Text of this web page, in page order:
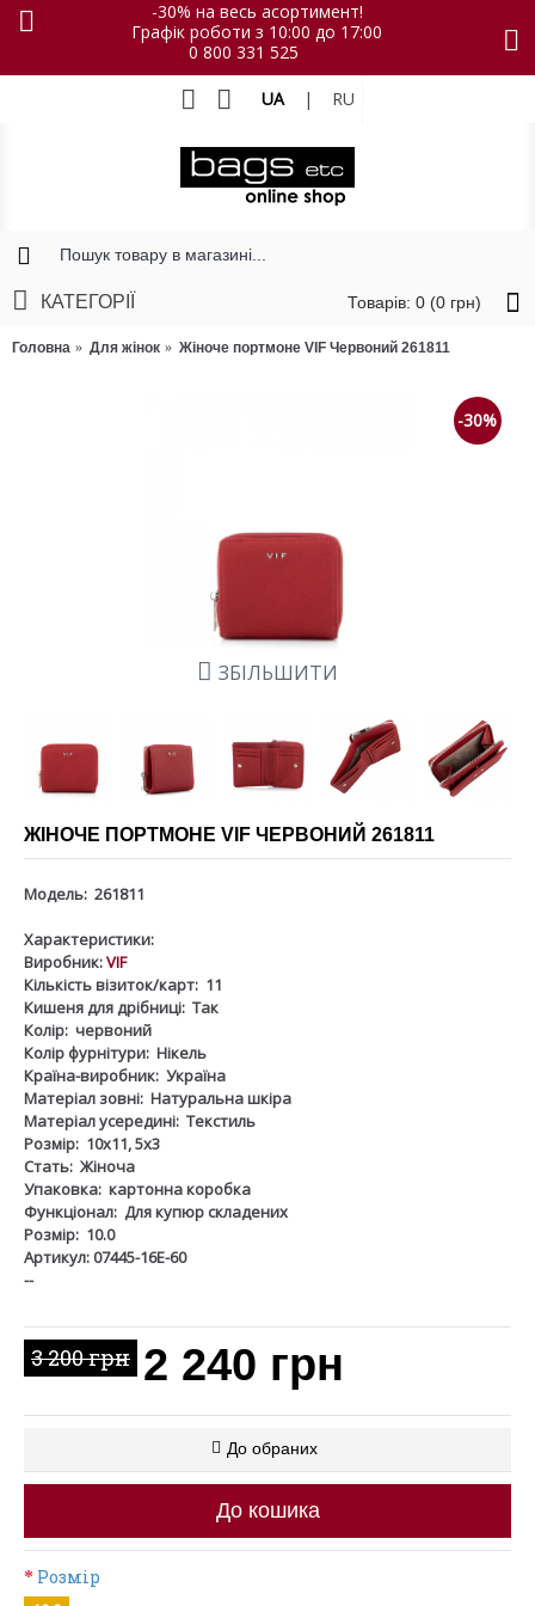
-30% на весь асортимент!
Графік роботи з 10:00 до 17:00
0 800 331 525
UA | RU
Товарів: 0 (0 грн)
КАТЕГОРІЇ
Головна Для жінок Жіноче портмоне VIF Червоний 261811
-30%
ЗБІЛЬШИТИ
ЖІНОЧЕ ПОРТМОНЕ VIF ЧЕРВОНИЙ 261811
Модель: 261811
Характеристики:
Виробник:VIF
Кількість візиток/карт: 11
Кишеня для дрібниці: Так
Колір: червоний
Колір фурнітури: Нікель
Країна-виробник: Україна
Матеріал зовні: Натуральна шкіра
Матеріал усередині: Текстиль
Розмір: 10х11, 5х3
Стать: Жіноча
Упаковка: картонна коробка
Функціонал: Для купюр складених
Розмір: 10.0
Артикул: 07445-16Е-60
--
3 200 грн 2 240 грн
До обраних
До кошика
Розмір